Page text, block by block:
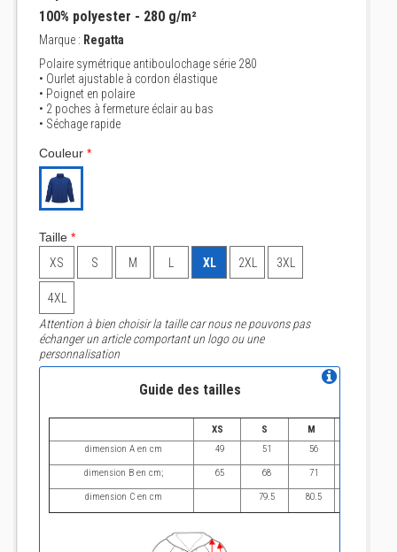
100% polyester - 280 g/m²
Marque : Regatta
Polaire symétrique antiboulochage série 280
• Ourlet ajustable à cordon élastique
• Poignet en polaire
• 2 poches à fermeture éclair au bas
• Séchage rapide
Couleur *
Taille *
XS
S M XL 2XL 3XL
4XL
Attention à bien choisir la taille car nous ne pouvons pas
échanger un article comportant un logo ou une
personnalisation
Guide des tailles
XS S M
dimension A en cm
49 51 56
dimension B en cm; 65 68 71
dimension C en cm 79.5 80.5